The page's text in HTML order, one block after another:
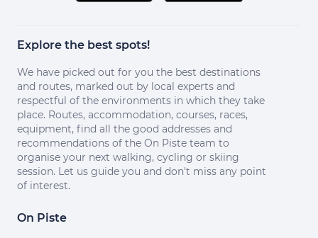
Explore the best spots!
We have picked out for you the best destinations
and routes, marked out by local experts and
respectful of the environments in which they take
place. Routes, accommodation, courses, races,
equipment, find all the good addresses and
recommendations of the On Piste team to
organise your next walking, cycling or skiing
session. Let us guide you and don't miss any point
of interest.
On Piste